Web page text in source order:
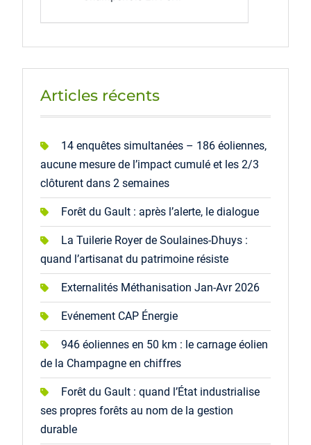
Articles récents
14 enquêtes simultanées – 186 éoliennes,
aucune mesure de l’impact cumulé et les 2/3
clôturent dans 2 semaines
Forêt du Gault : après l’alerte, le dialogue
La Tuilerie Royer de Soulaines-Dhuys :
quand l’artisanat du patrimoine résiste
Externalités Méthanisation Jan-Avr 2026
Evénement CAP Énergie
946 éoliennes en 50 km : le carnage éolien
de la Champagne en chiffres
Forêt du Gault : quand l’État industrialise
ses propres forêts au nom de la gestion
durable